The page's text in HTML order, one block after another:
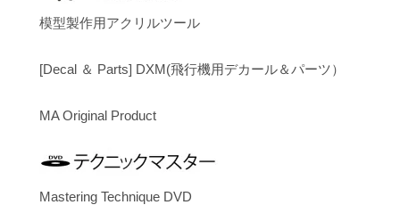
模型製作用アクリルツール
[Decal ＆ Parts] DXM(飛行機用デカール＆パーツ）
MA Original Product
Mastering Technique DVD